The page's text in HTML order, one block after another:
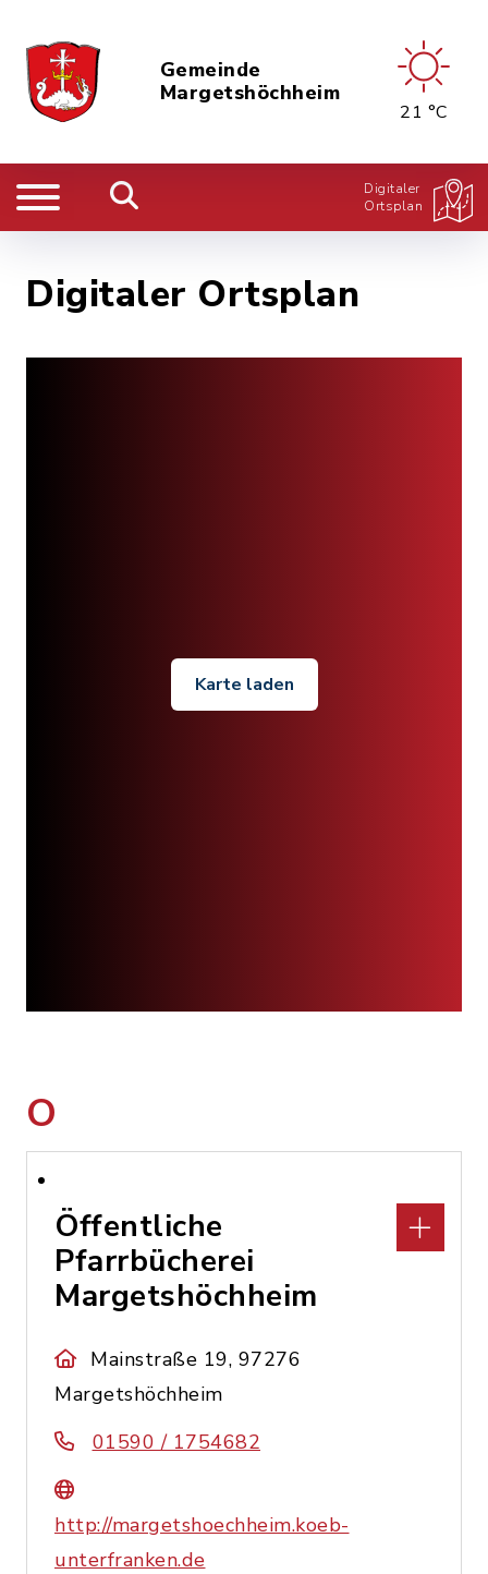
Gemeinde
Margetshöchheim
21 °C
Digitaler
Ortsplan
Digitaler Ortsplan
Karte laden
O
Öffentliche
Pfarrbücherei
Margetshöchheim
Mainstraße 19, 97276
Margetshöchheim
01590 / 1754682
http://margetshoechheim.koeb-
unterfranken.de